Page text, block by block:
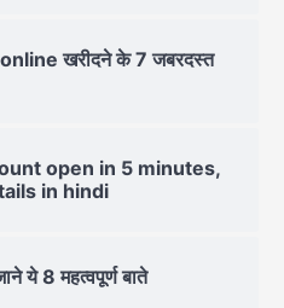
खरीदने के 7 जबरदस्त
open in 5 minutes,
in hindi
ये 8 महत्वपूर्ण बाते